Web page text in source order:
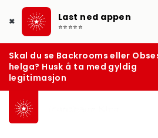
✖ Last ned appen
⭐⭐⭐⭐⭐
Skal du se Backrooms eller
helga? Husk å ta med gyldig
legitimasjon